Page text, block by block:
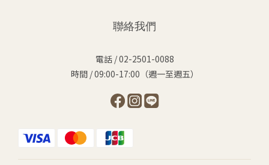
聯絡我們
電話 / 02-2501-0088
時間 / 09:00-17:00（週一至週五）